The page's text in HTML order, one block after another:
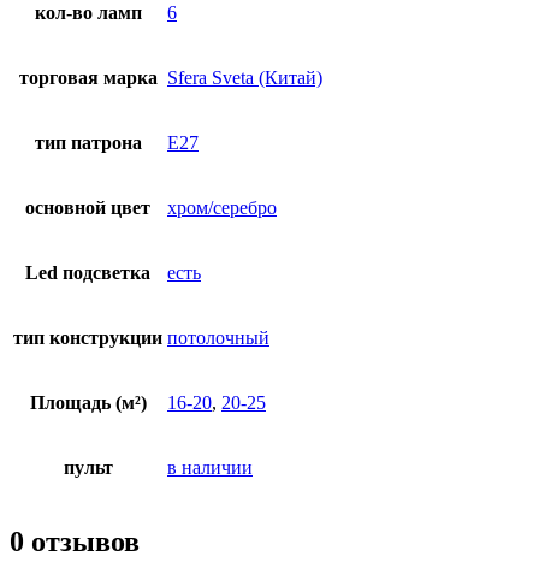
кол-во ламп 6
торговая марка Sfera Sveta (Китай)
тип патрона E27
основной цвет хром/серебро
Led подсветка есть
тип конструкции потолочный
Площадь (м²) 16-20, 20-25
пульт в наличии
0 отзывов